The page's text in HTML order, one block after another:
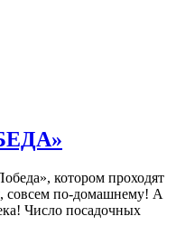
котором проходят
совсем по-домашнему! А
Число посадочных